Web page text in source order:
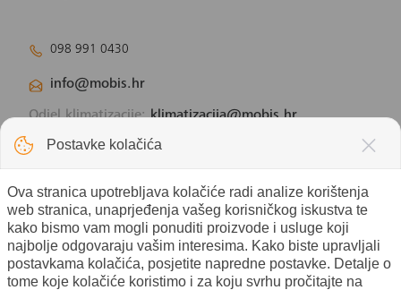
098 991 0430
info@mobis.hr
Odjel klimatizacije:klimatizacija@mobis.hr
Odjel solarnih panela:
Postavke kolačića
Ova stranica upotrebljava kolačiće radi analize korištenja
web stranica, unaprjeđenja vašeg korisničkog iskustva te
kako bismo vam mogli ponuditi proizvode i usluge koji
najbolje odgovaraju vašim interesima. Kako biste upravljali
postavkama kolačića, posjetite napredne postavke. Detalje o
tome koje kolačiće koristimo i za koju svrhu pročitajte na